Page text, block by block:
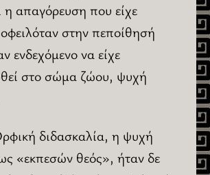
η απαγόρευση που είχε
στην πεποίθησή
ενδεχόμενο να είχε
στο σώμα ζώου, ψυχή
διδασκαλία, η ψυχή
«εκπεσών θεός», ήταν δε